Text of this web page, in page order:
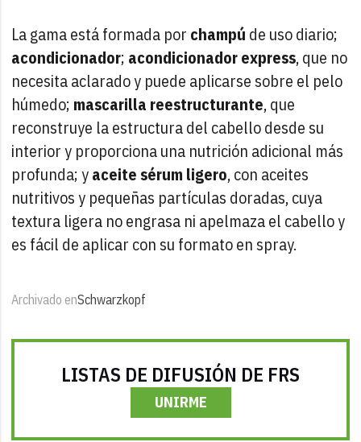
La gama está formada por champú de uso diario;
acondicionador; acondicionador express, que no
necesita aclarado y puede aplicarse sobre el pelo
húmedo; mascarilla reestructurante, que
reconstruye la estructura del cabello desde su
interior y proporciona una nutrición adicional más
profunda; yaceite sérum ligero, con aceites
nutritivos y pequeñas partículas doradas, cuya
textura ligera no engrasa ni apelmaza el cabello y
es fácil de aplicar con su formato en spray.
Archivado enSchwarzkopf
LISTAS DE DIFUSIÓN DE FRS
UNIRME